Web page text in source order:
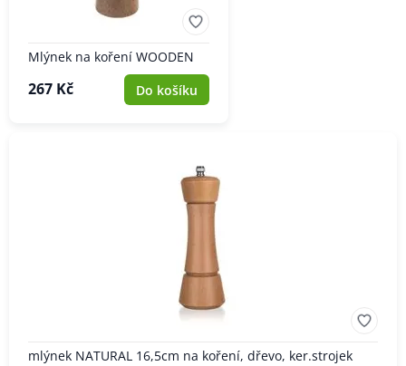
Mlýnek na koření WOODEN
267 Kč Do košíku
mlýnek NATURAL 16,5cm na koření, dřevo, ker.strojek